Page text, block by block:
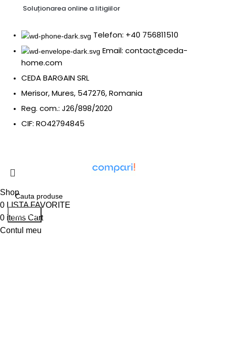
Soluționarea online a litigiilor
Telefon: +40 756811510
Email: contact@ceda-
home.com
CEDA BARGAIN SRL
Merisor, Mures, 547276, Romania
Reg. com.: J26/898/2020
CIF: RO42794845
Search
Shop
0 LISTA FAVORITE
0 items Cart
Contul meu